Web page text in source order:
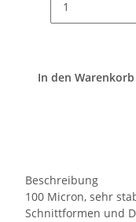
In den Warenkorb
Beschreibung
100 Micron, sehr
Schnittformen und